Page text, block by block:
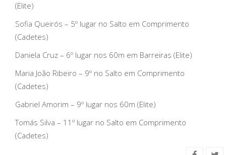
(Elite)
Sofia Queirós – 5º lugar no Salto em Comprimento
(Cadetes)
Daniela Cruz – 6º lugar nos 60m em Barreiras (Elite)
Maria João Ribeiro – 9º no Salto em Comprimento
(Cadetes)
Gabriel Amorim – 9º lugar nos 60m (Elite)
Tomás Silva – 11º lugar no Salto em Comprimento
(Cadetes)